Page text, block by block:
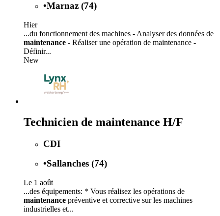
•Marnaz (74)
Hier
...du fonctionnement des machines - Analyser des données de
maintenance - Réaliser une opération de maintenance -
Définir...
New
Technicien de maintenance H/F
CDI
•Sallanches (74)
Le 1 août
...des équipements: * Vous réalisez les opérations de
maintenance préventive et corrective sur les machines
industrielles et...